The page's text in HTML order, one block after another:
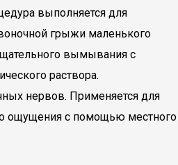
выполняется для
грыжи маленького
вымывания с
раствора.
нервов. Применяется для
ощущения с помощью местного